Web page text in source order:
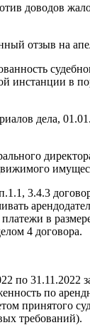
доводов
отзыв на
инстанции в
дела,
3.4.3
в
4 договора.
по 31.11.2022
по
принятого
требований).